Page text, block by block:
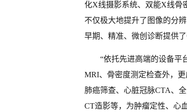
化X线摄影系统、双能X线骨
不仅极大地提升了图像的分
早期、精准、微创诊断提供了
“依托先进高端的设备平
MRI、骨密度测定检查外，
肺癌筛查、心脏冠脉CTA、
CT造影等，为肿瘤定性、心